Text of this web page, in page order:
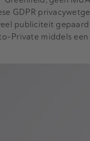
GDPR
publiciteit
Private middels